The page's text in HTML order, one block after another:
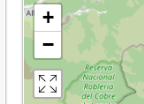
+
−